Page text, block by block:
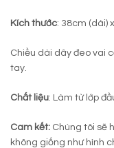
Kích thước: 38cm (dài)
Chiều dài dây đeo vai
tay.
Chất liệu: Làm từ lớp
Cam kết: Chúng tôi sẽ
không giống như hình